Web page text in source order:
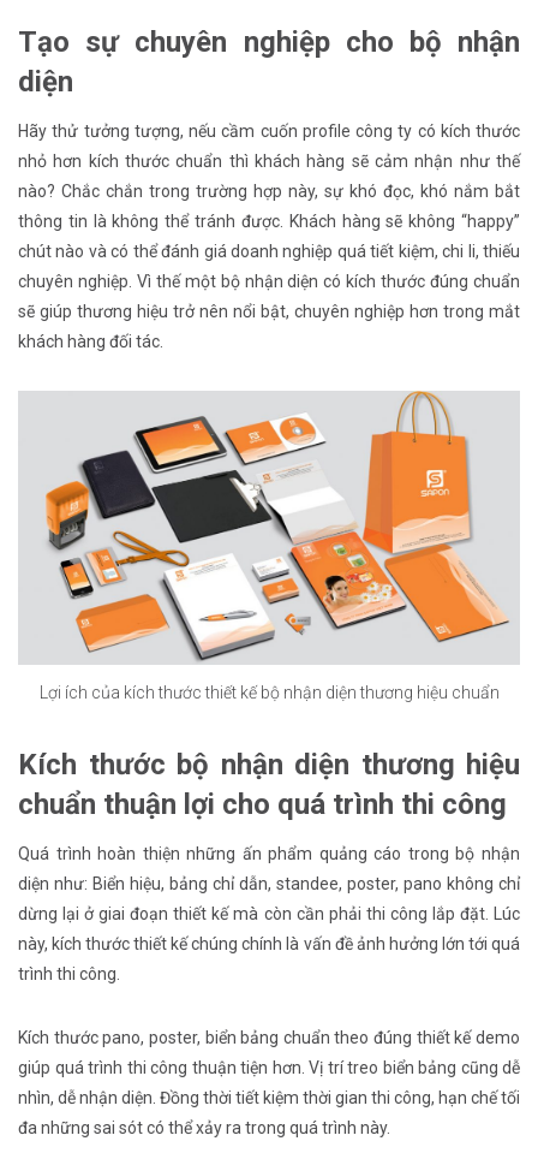
Tạo sự chuyên nghiệp cho bộ nhận
diện
Hãy thử tưởng tượng, nếu cầm cuốn profile công ty có kích thước
nhỏ hơn kích thước chuẩn thì khách hàng sẽ cảm nhận như thế
nào? Chắc chắn trong trường hợp này, sự khó đọc, khó nắm bắt
thông tin là không thể tránh được. Khách hàng sẽ không “happy”
chút nào và có thể đánh giá doanh nghiệp quá tiết kiệm, chi li, thiếu
chuyên nghiệp. Vì thế một bộ nhận diện có kích thước đúng chuẩn
sẽ giúp thương hiệu trở nên nổi bật, chuyên nghiệp hơn trong mắt
khách hàng đối tác.
Lợi ích của kích thước thiết kế bộ nhận diện thương hiệu chuẩn
Kích thước bộ nhận diện thương hiệu
chuẩn thuận lợi cho quá trình thi công
Quá trình hoàn thiện những ấn phẩm quảng cáo trong bộ nhận
diện như: Biển hiệu, bảng chỉ dẫn, standee, poster, pano không chỉ
dừng lại ở giai đoạn thiết kế mà còn cần phải thi công lắp đặt. Lúc
này, kích thước thiết kế chúng chính là vấn đề ảnh hưởng lớn tới quá
trình thi công.
Kích thước pano, poster, biển bảng chuẩn theo đúng thiết kế demo
giúp quá trình thi công thuận tiện hơn. Vị trí treo biển bảng cũng dễ
nhìn, dễ nhận diện. Đồng thời tiết kiệm thời gian thi công, hạn chế tối
đa những sai sót có thể xảy ra trong quá trình này.